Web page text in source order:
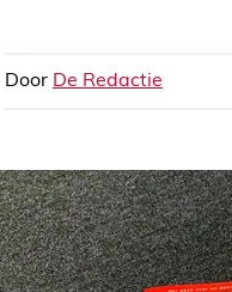
Door De Redactie